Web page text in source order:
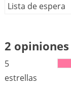
Lista de espera
2 opiniones
5
estrellas